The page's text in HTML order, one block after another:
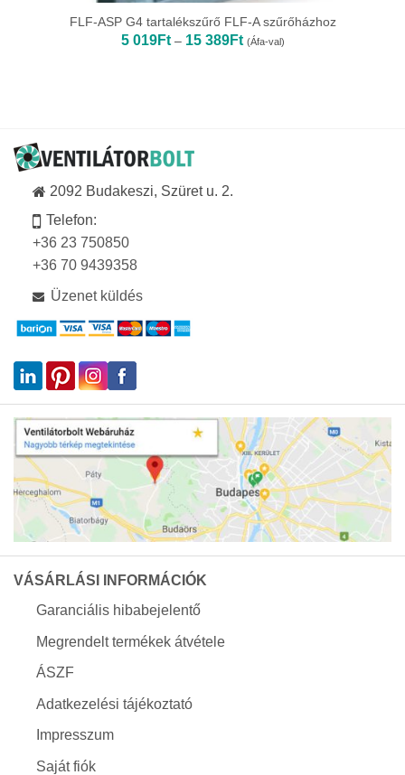
FLF-ASP G4 tartalékszűrő FLF-A szűrőházhoz
5 019Ft – 15 389FtÁrtartomány:
5
(Áfa-val)
2092 Budakeszi, Szüret u. 2.
Telefon:
+36 23 750850
+36 70 9439358
Üzenet küldés
VÁSÁRLÁSI INFORMÁCIÓK
Garanciális hibabejelentő
Megrendelt termékek átvétele
ÁSZF
Adatkezelési tájékoztató
Impresszum
Saját fiók